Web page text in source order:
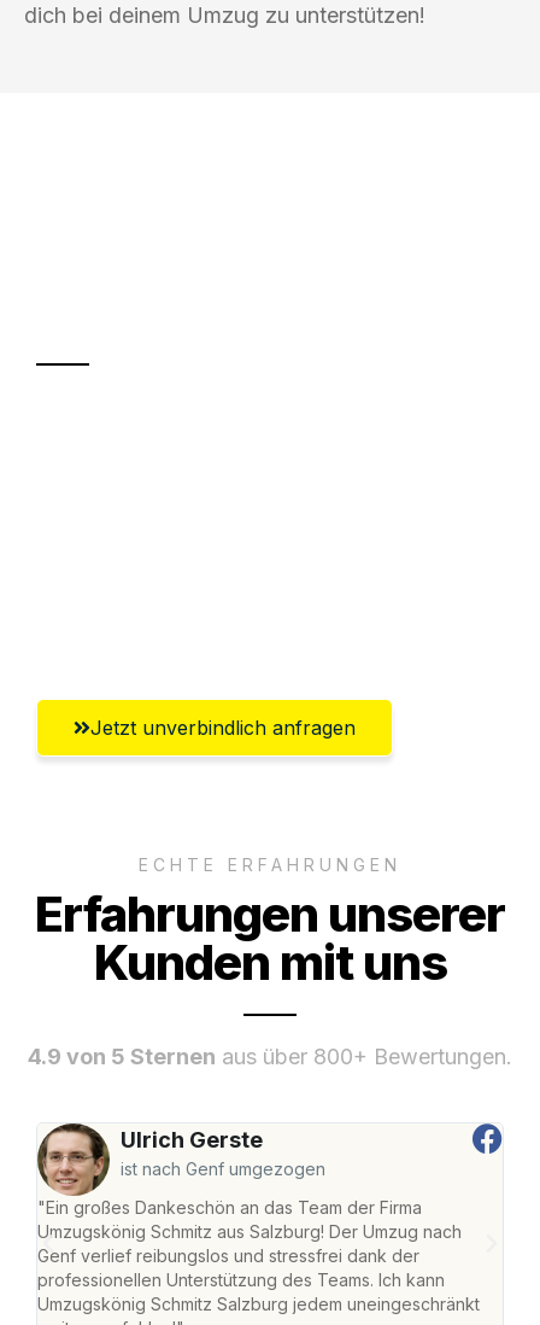
dich bei deinem Umzug zu unterstützen!
Jetzt unverbindlich anfragen
ECHTE ERFAHRUNGEN
Erfahrungen unserer
Kunden mit uns
4.9 von 5 Sternen aus über 800+ Bewertungen.
Ulrich Gerste
ist nach Genf umgezogen
"Ein großes Dankeschön an das Team der Firma
Umzugskönig Schmitz aus Salzburg! Der Umzug nach
Genf verlief reibungslos und stressfrei dank der
professionellen Unterstützung des Teams. Ich kann
Umzugskönig Schmitz Salzburg jedem uneingeschränkt